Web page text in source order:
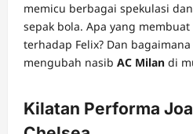
memicu berbagai spekulasi
sepak bola. Apa yang
terhadap Felix? Dan
mengubah nasib AC Milan di
Kilatan Performa